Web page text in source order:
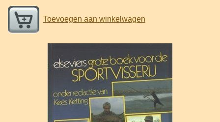
Toevoegen aan winkelwagen